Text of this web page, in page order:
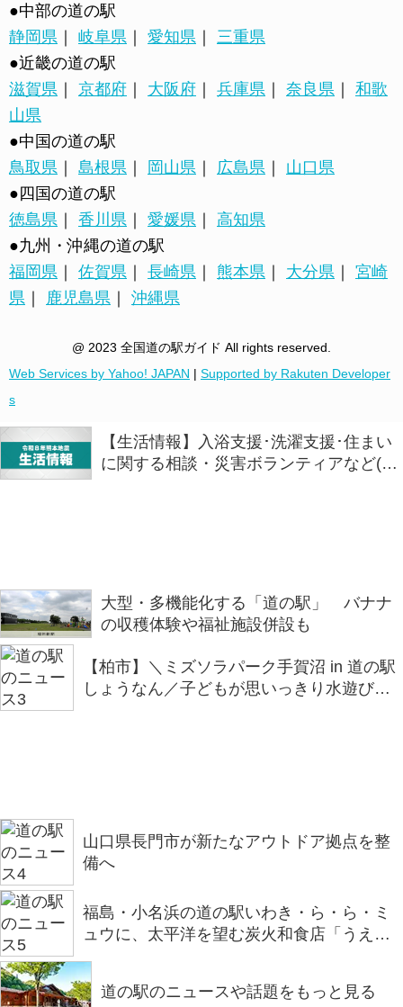
●中部の道の駅
静岡県 ｜ 岐阜県 ｜ 愛知県 ｜ 三重県
●近畿の道の駅
滋賀県 ｜ 京都府 ｜ 大阪府 ｜ 兵庫県 ｜ 奈良県 ｜ 和歌
山県
●中国の道の駅
鳥取県 ｜ 島根県 ｜ 岡山県 ｜ 広島県 ｜ 山口県
●四国の道の駅
徳島県 ｜ 香川県 ｜ 愛媛県 ｜ 高知県
●九州・沖縄の道の駅
福岡県 ｜ 佐賀県 ｜ 長崎県 ｜ 熊本県 ｜ 大分県 ｜ 宮崎
県 ｜ 鹿児島県 ｜ 沖縄県
@ 2023 全国道の駅ガイド All rights reserved.
Web Services by Yahoo! JAPAN | Supported by Rakuten Developer
s
【生活情報】入浴支援･洗濯支援･住まい
に関する相談・災害ボランティアなど(７
大型・多機能化する「道の駅」 バナナ
の収穫体験や福祉施設併設も
【柏市】＼ミズソラパーク手賀沼 in 道の駅
しょうなん／子どもが思いっきり水遊びを
山口県長門市が新たなアウトドア拠点を整
備へ
福島・小名浜の道の駅いわき・ら・ら・ミ
ュウに、太平洋を望む炭火和食店「うえの
道の駅のニュースや話題をもっと見る